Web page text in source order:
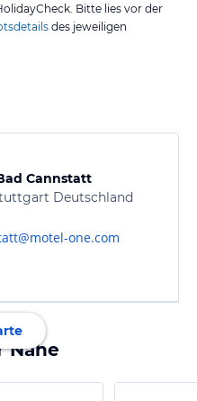
Bitte lies vor der
des jeweiligen
Cannstatt
Deutschland
one.com
Nähe